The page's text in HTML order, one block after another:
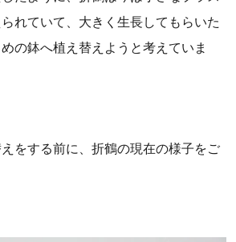
れていて、大きく生長してもらいた
の鉢へ植え替えようと考えていま
をする前に、折鶴の現在の様子をご